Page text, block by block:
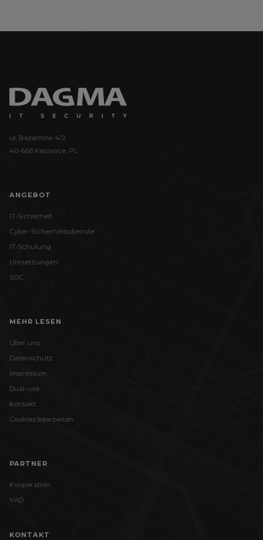
ul. Bażantów 4/2
40-668 Katowice, PL
ANGEBOT
IT-Sicherheit
Cyber-Sicherheitsdienste
IT-Schulung
Umsetzungen
SOC
MEHR LESEN
Über uns
Datenschutz
Impressum
Dual-use
Kontakt
Cookies bearbeiten
PARTNER
Kooperation
VAD
KONTAKT